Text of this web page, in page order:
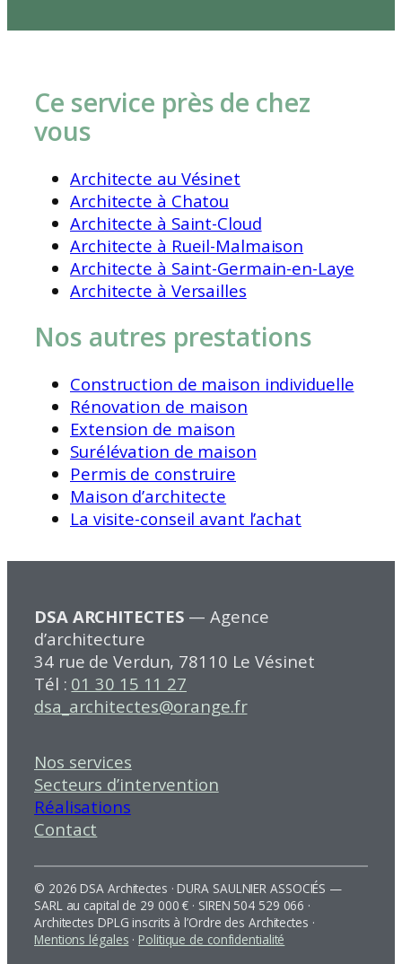
Ce service près de chez
vous
Architecte au Vésinet
Architecte à Chatou
Architecte à Saint-Cloud
Architecte à Rueil-Malmaison
Architecte à Saint-Germain-en-Laye
Architecte à Versailles
Nos autres prestations
Construction de maison individuelle
Rénovation de maison
Extension de maison
Surélévation de maison
Permis de construire
Maison d’architecte
La visite-conseil avant l’achat
DSA ARCHITECTES — Agence
d’architecture
34 rue de Verdun, 78110 Le Vésinet
Tél : 01 30 15 11 27
dsa_architectes@orange.fr
Nos services
Secteurs d’intervention
Réalisations
Contact
© 2026 DSA Architectes · DURA SAULNIER ASSOCIÉS —
SARL au capital de 29 000 € · SIREN 504 529 066 ·
Architectes DPLG inscrits à l’Ordre des Architectes ·
Mentions légales · Politique de confidentialité